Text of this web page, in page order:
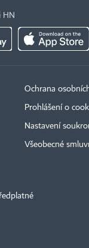
HN
Ochrana
Prohlášení o
Nastavení
Všeobecné